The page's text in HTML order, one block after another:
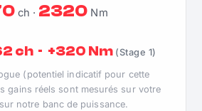
ch · 2320 Nm
ch · +320 Nm (Stage 1)
(potentiel indicatif pour cette
gains réels sont mesurés sur votre
notre banc de puissance.